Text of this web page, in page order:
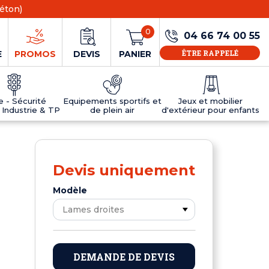
PROMOS DEVIS PANIER
0 04 66 74 00 55
ÊTRE RAPPELÉ
- Sécurité
& TP
Equipements sportifs et
de plein air
Tables de ping pong en béton
Tables de ping-pong en résine
Jeux et mobilier
d'extérieur pour enfants
Devis uniquement
Modèle
DEMANDE DE DEVIS